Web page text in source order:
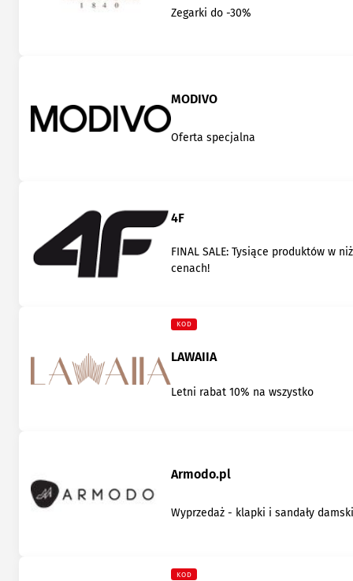
Zegarki do -30%
MODIVO
Oferta specjalna
4F
FINAL SALE: Tysiące produktów w
cenach!
KOD
LAWAIIA
Letni rabat 10% na wszystko
Armodo.pl
Wyprzedaż - klapki i sandały
KOD